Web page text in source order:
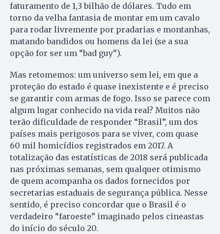
faturamento de 1,3 bilhão de dólares. Tudo em
torno da velha fantasia de montar em um cavalo
para rodar livremente por pradarias e montanhas,
matando bandidos ou homens da lei (se a sua
opção for ser um “bad guy”).
Mas retomemos: um universo sem lei, em que a
proteção do estado é quase inexistente e é preciso
se garantir com armas de fogo. Isso se parece com
algum lugar conhecido na vida real? Muitos não
terão dificuldade de responder “Brasil”, um dos
países mais perigosos para se viver, com quase
60 mil homicídios registrados em 2017. A
totalização das estatísticas de 2018 será publicada
nas próximas semanas, sem qualquer otimismo
de quem acompanha os dados fornecidos por
secretarias estaduais de segurança pública. Nesse
sentido, é preciso concordar que o Brasil é o
verdadeiro “faroeste” imaginado pelos cineastas
do início do século 20.